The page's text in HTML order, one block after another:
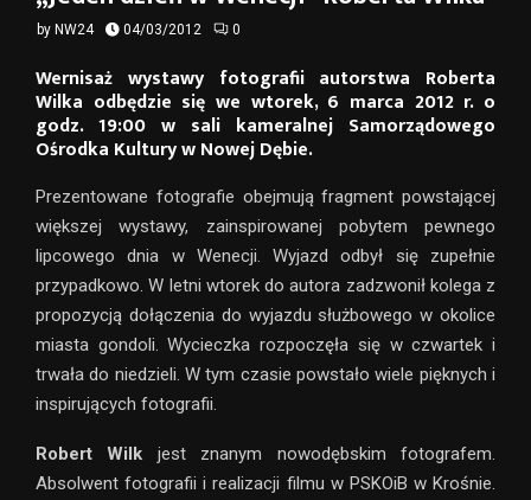
by NW24 04/03/2012 0
Wernisaż wystawy fotografii autorstwa Roberta
Wilka odbędzie się we wtorek, 6 marca 2012 r. o
godz. 19:00 w sali kameralnej Samorządowego
Ośrodka Kultury w Nowej Dębie.
Prezentowane fotografie obejmują fragment powstającej
większej wystawy, zainspirowanej pobytem pewnego
lipcowego dnia w Wenecji. Wyjazd odbył się zupełnie
przypadkowo. W letni wtorek do autora zadzwonił kolega z
propozycją dołączenia do wyjazdu służbowego w okolice
miasta gondoli. Wycieczka rozpoczęła się w czwartek i
trwała do niedzieli. W tym czasie powstało wiele pięknych i
inspirujących fotografii.
Robert Wilk jest znanym nowodębskim fotografem.
Absolwent fotografii i realizacji filmu w PSKOiB w Krośnie.